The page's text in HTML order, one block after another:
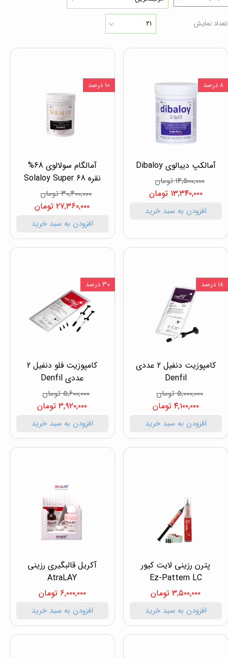
تعداد نمایش ۲۱
آمالکپ دیبالوی Dibaloy
۱۴,۵۰۰,۰۰۰ تومان
۱۳,۳۴۰,۰۰۰ تومان
افزودن به سبد خرید
۸ درصد
آمالگام سولالوی 68%
نقره Solaloy Super 68
۳۰,۴۰۰,۰۰۰ تومان
۲۷,۳۶۰,۰۰۰ تومان
افزودن به سبد خرید
۱۰ درصد
کامپوزیت دنفیل 2 عددی
Denfil
۵,۰۰۰,۰۰۰ تومان
۴,۱۰۰,۰۰۰ تومان
افزودن به سبد خرید
۱۸ درصد
کامپوزیت فلو دنفیل 2
عددی Denfil
۵,۶۰۰,۰۰۰ تومان
۳,۹۲۰,۰۰۰ تومان
افزودن به سبد خرید
۳۰ درصد
پترن رزینی لایت کیور
Ez-Pattern LC
۳,۵۰۰,۰۰۰ تومان
افزودن به سبد خرید
آکریل قالبگیری رزینی
AtraLAY
۶,۰۰۰,۰۰۰ تومان
افزودن به سبد خرید